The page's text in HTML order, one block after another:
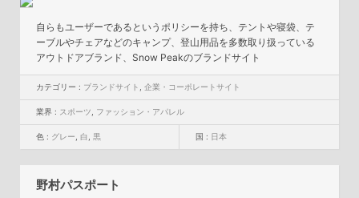
自らもユーザーであるというポリシーを持ち、テントや寝袋、テ
ーブルやチェアなどのキャンプ、登山用品を多数取り扱っている
アウトドアブランド、Snow Peakのブランドサイト
カテゴリー : ブランドサイト ,企業・コーポレートサイト
業界 : スポーツ ファッション・アパレル
色 : グレー ,白 ,黒 国 : 日本
野村パスポート